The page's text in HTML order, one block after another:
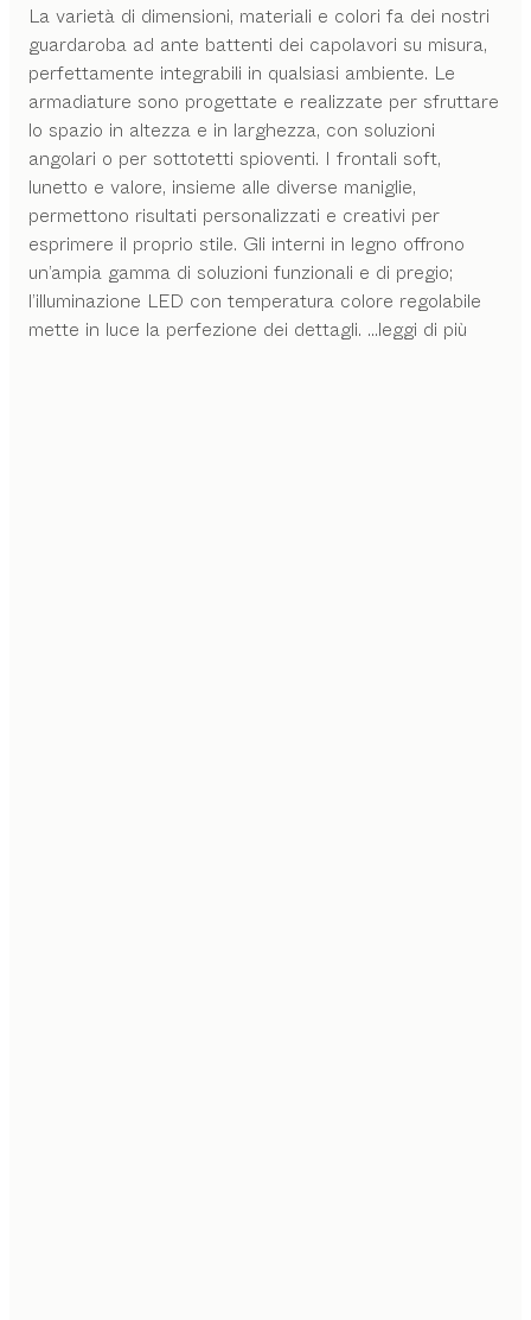
La varietà di dimensioni, materiali e colori fa dei nostri
guardaroba ad ante battenti dei capolavori su misura,
perfettamente integrabili in qualsiasi ambiente. Le
armadiature sono progettate e realizzate per sfruttare
lo spazio in altezza e in larghezza, con soluzioni
angolari o per sottotetti spioventi. I frontali soft,
lunetto e valore, insieme alle diverse maniglie,
permettono risultati personalizzati e creativi per
esprimere il proprio stile. Gli interni in legno offrono
un’ampia gamma di soluzioni funzionali e di pregio;
l’illuminazione LED con temperatura colore regolabile
mette in luce la perfezione dei dettagli. ...leggi di più